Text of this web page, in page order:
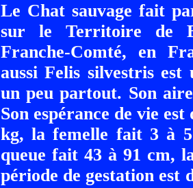
Le Chat sauvage fait
sur le Territoire de
Franche-Comté, en
aussi Felis silvestris
un peu partout. Son
Son espérance de vie
kg, la femelle fait 3 à
queue fait 43 à 91 cm,
période de gestation est